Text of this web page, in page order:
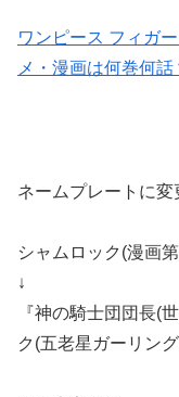
ワンピース フィガ
メ・漫画は何巻何話
ネームプレートに変
シャムロック(漫画
↓
『神の騎士団団長(
ク(五老星ガーリング